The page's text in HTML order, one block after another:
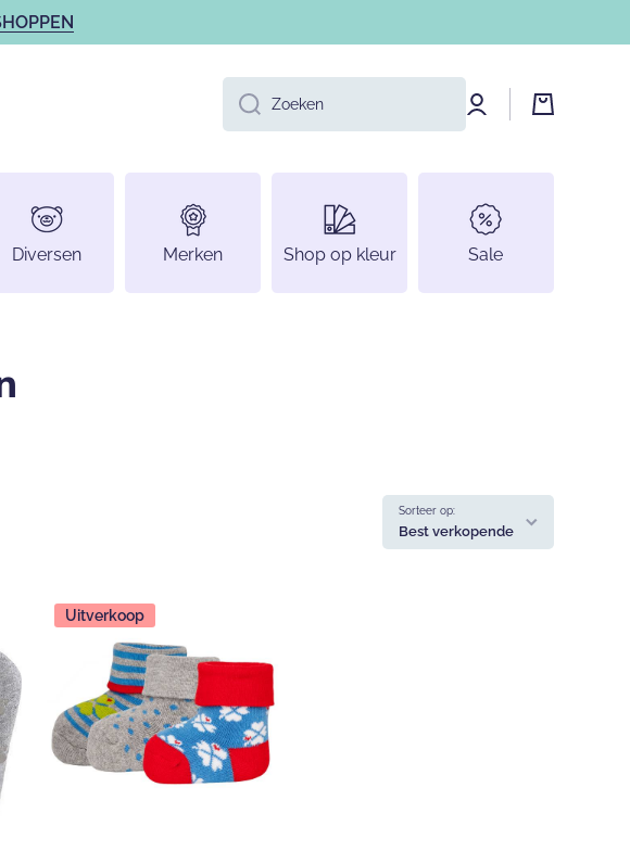
Zoeken
Log
in
Diversen Merken Shop op kleur Sale
Sorteer op:
Best verkopende
Uitverkoop